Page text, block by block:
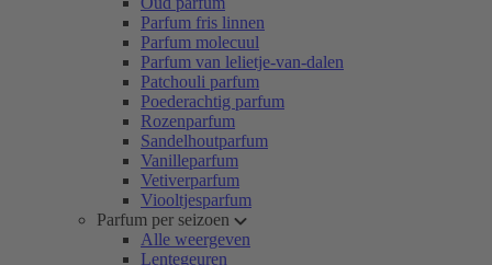
Parfum fris linnen
Parfum molecuul
Parfum van lelietje-van-dalen
Patchouli parfum
Poederachtig parfum
Rozenparfum
Sandelhoutparfum
Vanilleparfum
Vetiverparfum
Viooltjesparfum
Parfum per seizoen
Alle weergeven
Lentegeuren